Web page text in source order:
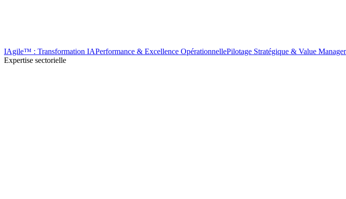
IAgile™ : Transformation IAPerformance & Excellence OpérationnellePilotage Stratégique & Value
Expertise sectorielle